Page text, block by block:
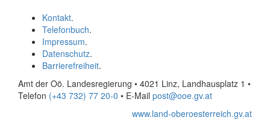
Kontakt.
Telefonbuch.
Impressum.
Datenschutz.
Barrierefreiheit.
Amt der Oö. Landesregierung • 4021 Linz, Landhausplatz 1 •
Telefon (+43 732) 77 20-0 • E-Mail post@ooe.gv.at
www.land-oberoesterreich.gv.at